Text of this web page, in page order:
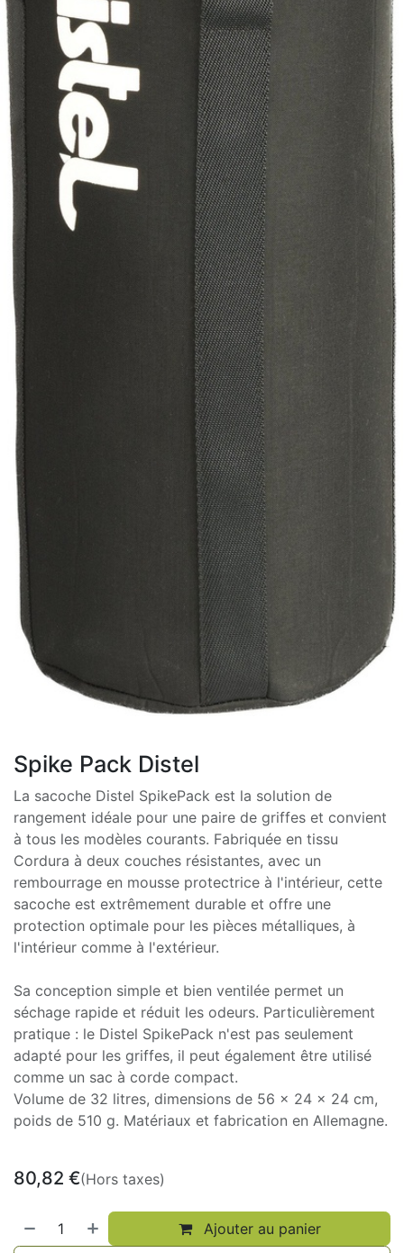
Spike Pack Distel
La sacoche Distel SpikePack est la solution de
rangement idéale pour une paire de griffes et convient
à tous les modèles courants. Fabriquée en tissu
Cordura à deux couches résistantes, avec un
rembourrage en mousse protectrice à l'intérieur, cette
sacoche est extrêmement durable et offre une
protection optimale pour les pièces métalliques, à
l'intérieur comme à l'extérieur.
Sa conception simple et bien ventilée permet un
séchage rapide et réduit les odeurs. Particulièrement
pratique : le Distel SpikePack n'est pas seulement
adapté pour les griffes, il peut également être utilisé
comme un sac à corde compact.
Volume de 32 litres, dimensions de 56 x 24 x 24 cm,
poids de 510 g. Matériaux et fabrication en Allemagne.
80,82 €(Hors taxes)
Ajouter au panier